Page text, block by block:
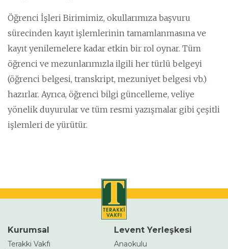
Öğrenci İşleri Birimimiz, okullarımıza başvuru
sürecinden kayıt işlemlerinin tamamlanmasına ve
kayıt yenilemelere kadar etkin bir rol oynar. Tüm
öğrenci ve mezunlarımızla ilgili her türlü belgeyi
(öğrenci belgesi, transkript, mezuniyet belgesi vb.)
hazırlar. Ayrıca, öğrenci bilgi güncelleme, veliye
yönelik duyurular ve tüm resmi yazışmalar gibi çeşitli
işlemleri de yürütür.
Kurumsal
Terakki Vakfı
Levent Yerleşkesi
Anaokulu